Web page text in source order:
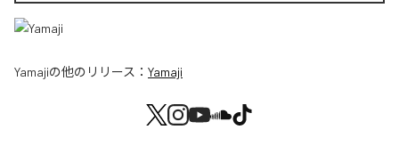
Yamajiの他のリリース： Yamaji